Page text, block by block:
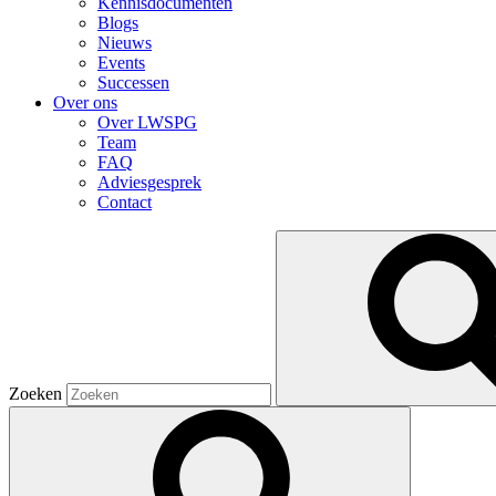
Blogs
Nieuws
Events
Successen
Over ons
Over LWSPG
Team
FAQ
Adviesgesprek
Contact
Zoeken